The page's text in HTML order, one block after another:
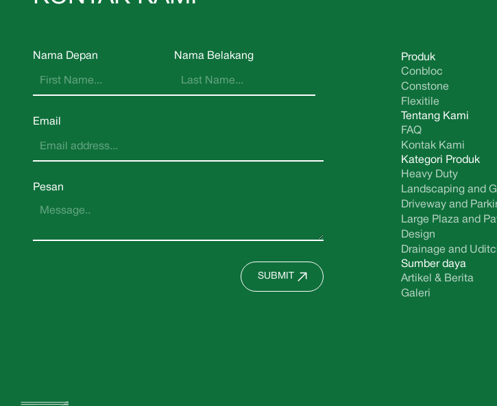
Nama Depan Nama Belakang
Email
Pesan
SUBMIT
Produk
Conbloc
Constone
Flexitile
Tentang Kami
FAQ
Kontak Kami
Kategori Produk
Heavy Duty
Landscaping and
Driveway and
Large Plaza and
Design
Drainage and
Sumber daya
Artikel & Berita
Galeri